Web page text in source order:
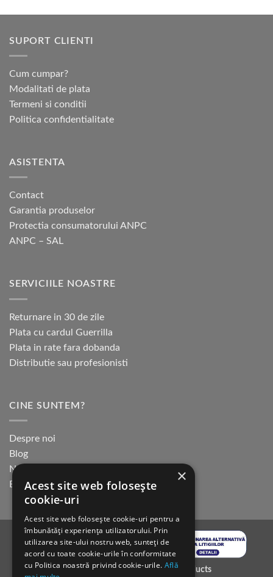
SUPORT CLIENTI
Cum cumpar?
Modalitati de plata
Termeni si conditii
Politica confidentialitate
ASISTENTA
Contact
Garantia produselor
Protectia consumatorului ANPC
ANPC – SAL
SERVICIILE NOASTRE
Returnare in 30 de zile
Plata cu cardul Guerrilla
Plata in rate fara dobanda
Distributie sau profesionisti
CINE SUNTEM?
Despre noi
Blog
Newsletter
Evenimente
Copyright 2026 ©K9 Training Products
×
Acest site web folosește
cookie-uri
Acest site web folosește cookie-uri pentru a
îmbunătăți experiența utilizatorului. Prin
utilizarea site-ului nostru web, sunteți de
acord cu toate cookie-urile în conformitate
cu Politica noastră privind cookie-urile. Află